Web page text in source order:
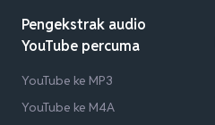
Pengekstrak audio
YouTube percuma
YouTube ke MP3
YouTube ke M4A